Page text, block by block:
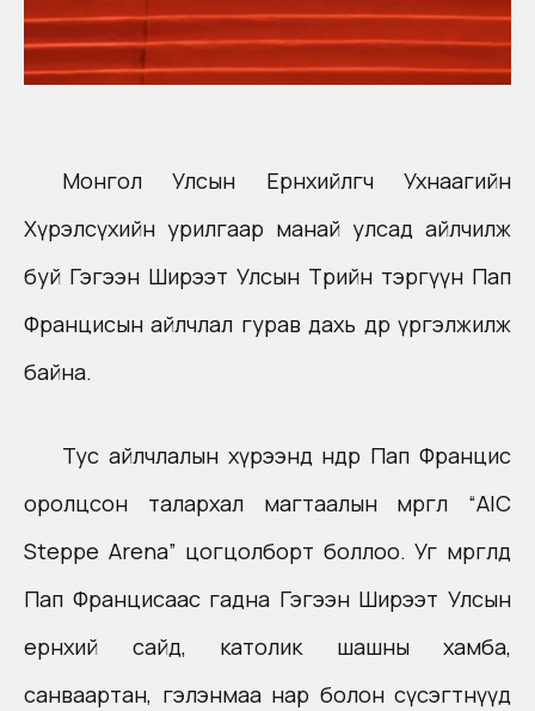
Монгол Улсын Ерөнхийлөгч Ухнаагийн
Хүрэлсүхийн урилгаар манай улсад айлчилж
буй Гэгээн Ширээт Улсын Төрийн тэргүүн Пап
Францисын айлчлал гурав дахь өдрөө үргэлжилж
байна.
Тус айлчлалын хүрээнд өнөөдөр Пап Францис
оролцсон талархал магтаалын мөргөл “AIC
Steppe Arena” цогцолборт боллоо. Уг мөргөлд
Пап Францисаас гадна Гэгээн Ширээт Улсын
ернхий сайд, католик шашны хамба,
санваартан, гэлэнмаа нар болон сүсэгтнүүд